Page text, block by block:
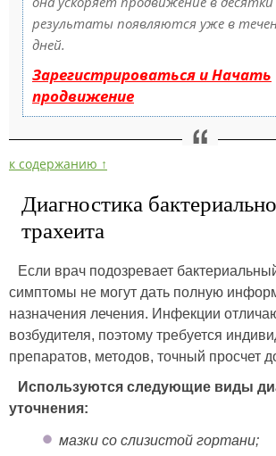
результаты появляются уже в
дней.
Зарегистрироваться и Начать
продвижение
к содержанию ↑
Диагностика
трахеита
Если врач подозревает
симптомы не могут дать полную
назначения лечения. Инфекции
возбудителя, поэтому требуется
препаратов, методов, точный просчет
Используются следующие виды
уточнения:
мазки со слизистой гортани;